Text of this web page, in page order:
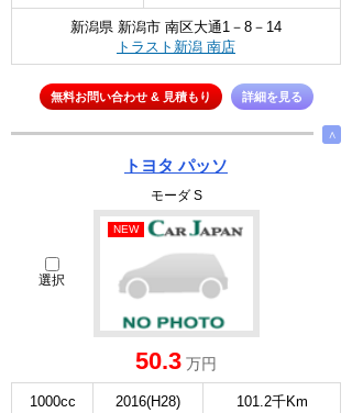
新潟県 新潟市 南区大通1－8－14
トラスト新潟 南店
無料お問い合わせ & 見積もり 詳細を見る
∧
トヨタ パッソ
モーダ S
選択
NEW
50.3 万円
1000cc 2016(H28) 101.2千Km